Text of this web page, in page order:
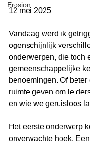
Erosion
12 mei 2025
Vandaag werd ik
ogenschijnlijk
onderwerpen, die toch
gemeenschappelijke
benoemingen. Of
ruimte geven om
en wie we geruisloos
Het eerste onderwerp
onverwachte hoek.